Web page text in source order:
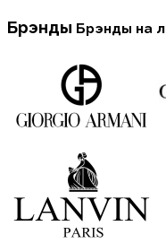
Брэнды Брэнды на